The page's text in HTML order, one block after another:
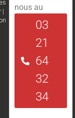
|
nous au
03
21
64
32
34